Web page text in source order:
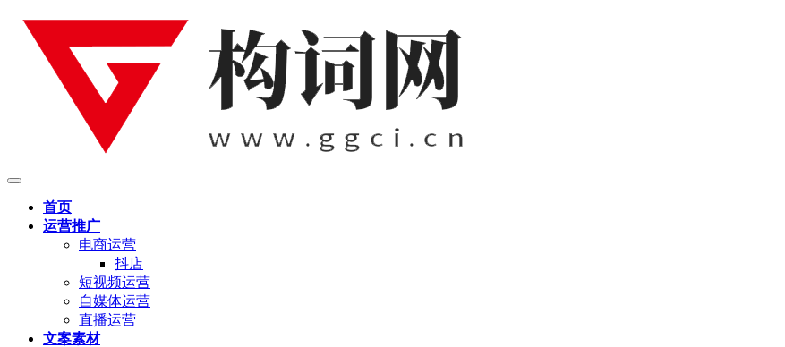
首页
运营推广
电商运营
抖店
短视频运营
自媒体运营
直播运营
文案素材